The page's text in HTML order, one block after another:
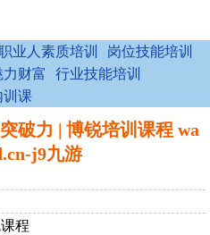
业人素质培训
岗位技能培训
财富
行业技能培训
训课
破力 | 博锐培训课程 wa
j9九游
程